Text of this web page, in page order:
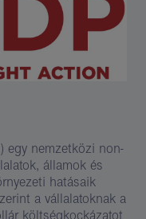
egy nemzetközi non-
államok és
hatásaik
a vállalatoknak a
költségkockázatot